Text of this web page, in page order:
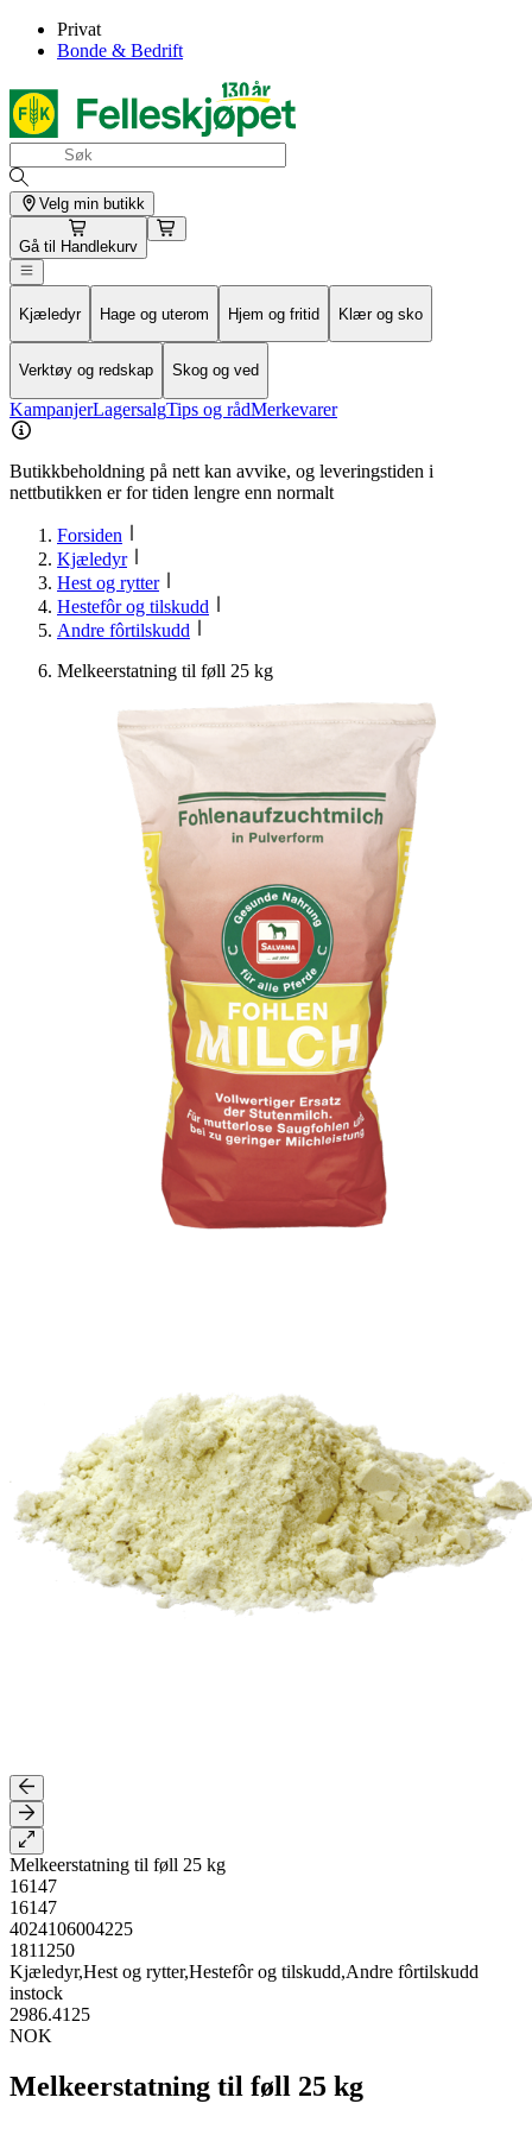
Privat
Bonde & Bedrift
Velg min butikk
Gå til Handlekurv
Kjæledyr Hage og uterom Hjem og fritid Klær og sko
Verktøy og redskap Skog og ved
KampanjerLagersalgTips og rådMerkevarer
Butikkbeholdning på nett kan avvike, og leveringstiden i
nettbutikken er for tiden lengre enn normalt
Forsiden
Kjæledyr
Hest og rytter
Hestefôr og tilskudd
Andre fôrtilskudd
Melkeerstatning til føll 25 kg
Melkeerstatning til føll 25 kg
16147
16147
4024106004225
1811250
Kjæledyr,Hest og rytter,Hestefôr og tilskudd,Andre fôrtilskudd
instock
2986.4125
NOK
Melkeerstatning til føll 25 kg